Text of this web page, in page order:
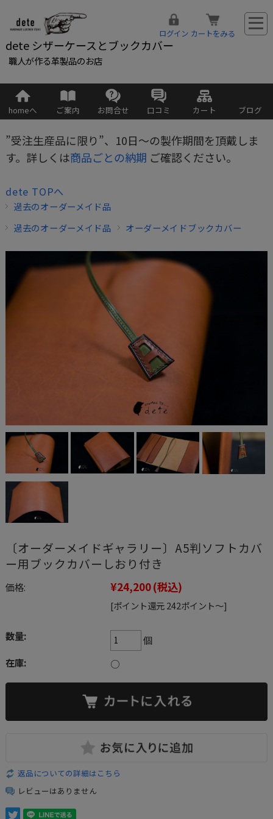
dete シザーケースとブックカバー
職人が作る革製品のお店
ログイン カートをみる
homeへ ご案内 お問合せ 口コミ カート ブログ
”受注生産品に限り”、10日～の製作期間を頂戴しま
す。詳しくは商品ごとの納期 ご確認ください。
dete TOPへ
過去のオーダーメイド品
過去のオーダーメイド品
オーダーメイドブックカバー
〔オーダーメイドギャラリー〕A5判ソフトカバ
ー用ブックカバーしおり付き
価格: ¥24,200(税込)
[ポイント還元 242ポイント～]
数量:
個
在庫:
○
返品についての詳細はこちら
レビューはありません